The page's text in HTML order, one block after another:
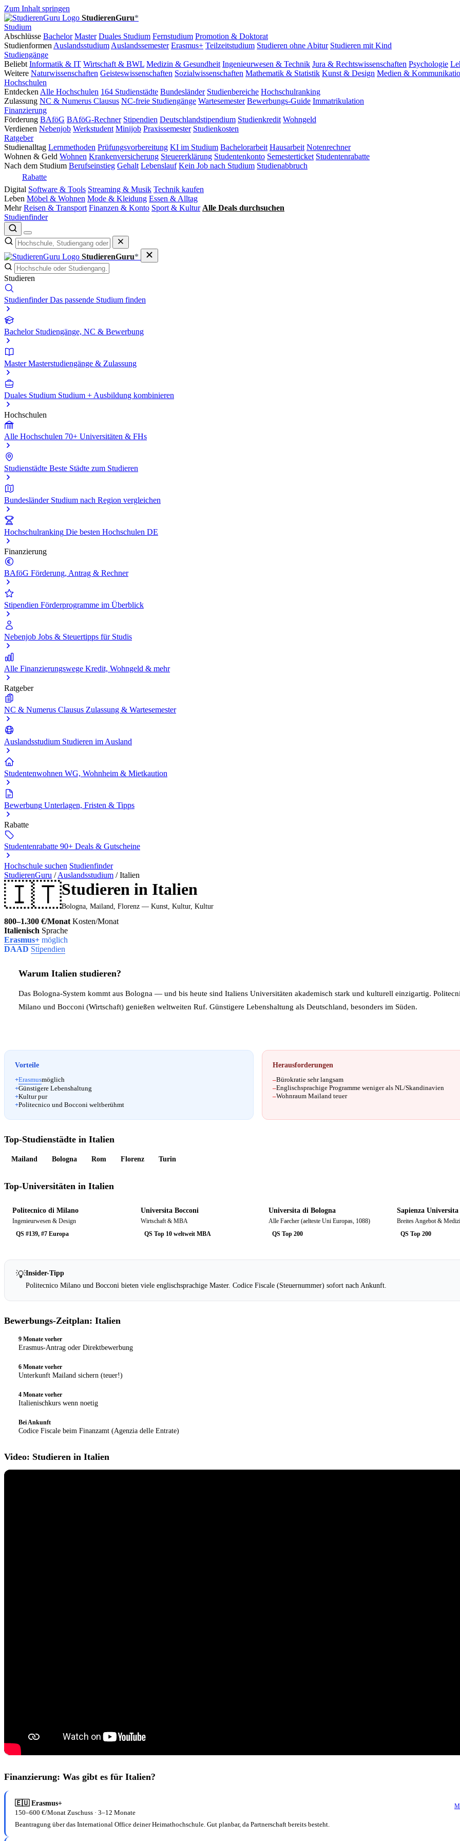
Zum Inhalt springen
StudierenGuru*
Studium
Abschlüsse Bachelor Master Duales Studium Fernstudium Promotion & Doktorat
Studienformen Auslandsstudium Auslandssemester Erasmus+ Teilzeitstudium Studieren ohne Abitur Studieren mit Kind
Studiengänge
Beliebt Informatik & IT Wirtschaft & BWL Medizin & Gesundheit Ingenieurwesen & Technik Jura & Rechtswissenschaften Psychologie
Weitere Naturwissenschaften Geisteswissenschaften Sozialwissenschaften Mathematik & Statistik Kunst & Design Medien &
Hochschulen
Entdecken Alle Hochschulen 164 Studienstädte Bundesländer Studienbereiche Hochschulranking
Zulassung NC & Numerus Clausus NC-freie Studiengänge Wartesemester Bewerbungs-Guide Immatrikulation
Finanzierung
Förderung BAföG BAföG-Rechner Stipendien Deutschlandstipendium Studienkredit Wohngeld
Verdienen Nebenjob Werkstudent Minijob Praxissemester Studienkosten
Ratgeber
Studienalltag Lernmethoden Prüfungsvorbereitung KI im Studium Bachelorarbeit Hausarbeit Notenrechner
Wohnen & Geld Wohnen Krankenversicherung Steuererklärung Studentenkonto Semesterticket Studentenrabatte
Nach dem Studium Berufseinstieg Gehalt Lebenslauf Kein Job nach Studium Studienabbruch
Rabatte
Digital Software & Tools Streaming & Musik Technik kaufen
Leben Möbel & Wohnen Mode & Kleidung Essen & Alltag
Mehr Reisen & Transport Finanzen & Konto Sport & Kultur Alle Deals durchsuchen
Studienfinder
StudierenGuru*
Studieren
Studienfinder Das passende Studium finden
Bachelor Studiengänge, NC & Bewerbung
Master Masterstudiengänge & Zulassung
Duales Studium Studium + Ausbildung kombinieren
Hochschulen
Alle Hochschulen 70+ Universitäten & FHs
Studienstädte Beste Städte zum Studieren
Bundesländer Studium nach Region vergleichen
Hochschulranking Die besten Hochschulen DE
Finanzierung
BAföG Förderung, Antrag & Rechner
Stipendien Förderprogramme im Überblick
Nebenjob Jobs & Steuertipps für Studis
Alle Finanzierungswege Kredit, Wohngeld & mehr
Ratgeber
NC & Numerus Clausus Zulassung & Wartesemester
Auslandsstudium Studieren im Ausland
Studentenwohnen WG, Wohnheim & Mietkaution
Bewerbung Unterlagen, Fristen & Tipps
Rabatte
Studentenrabatte 90+ Deals & Gutscheine
Hochschule suchen Studienfinder
StudierenGuru / Auslandsstudium /Italien
🇮🇹Studieren in Italien
Bologna, Mailand, Florenz — Kunst, Kultur, Kultur
800–1.300 €/Monat Kosten/Monat
Italienisch Sprache
Erasmus+ möglich
DAAD Stipendien
Warum Italien studieren?
Das Bologna-System kommt aus Bologna — und bis heute sind Italiens Universitäten akademisch stark und kulturell einzigartig.
Milano und Bocconi (Wirtschaft) genießen weltweiten Ruf. Günstigere Lebenshaltung als Deutschland, besonders im Süden.
Vorteile
+Erasmusmöglich
+Günstigere Lebenshaltung
+Kultur pur
+Politecnico und Bocconi weltberühmt
Herausforderungen
–Bürokratie sehr langsam
–Englischsprachige Programme weniger als NL/Skandinavien
–Wohnraum Mailand teuer
Top-Studienstädte in Italien
Mailand Bologna Rom Florenz Turin
Top-Universitäten in Italien
Politecnico di Milano
Ingenieurwesen & Design
QS #139, #7 Europa
Universita Bocconi
Wirtschaft & MBA
QS Top 10 weltweit MBA
Universita di Bologna
Alle Faecher (aelteste Uni Europas, 1088)
QS Top 200
Sapienza
Breites Angebot &
QS Top 200
💡Insider-Tipp
Politecnico Milano und Bocconi bieten viele englischsprachige Master. Codice Fiscale (Steuernummer) sofort nach Ankunft.
Bewerbungs-Zeitplan: Italien
9 Monate vorher
Erasmus-Antrag oder Direktbewerbung
6 Monate vorher
Unterkunft Mailand sichern (teuer!)
4 Monate vorher
Italienischkurs wenn noetig
Bei Ankunft
Codice Fiscale beim Finanzamt (Agenzia delle Entrate)
Video: Studieren in Italien
Finanzierung: Was gibt es für Italien?
🇪🇺 Erasmus+
150–600 €/Monat Zuschuss · 3–12 Monate
Beantragung über das International Office deiner Heimathochschule. Gut planbar, da Partnerschaft bereits besteht.